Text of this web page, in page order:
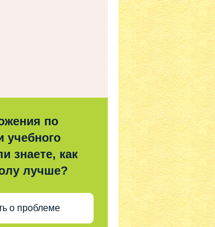
по
учебного
знаете, как
лучше?
о проблеме